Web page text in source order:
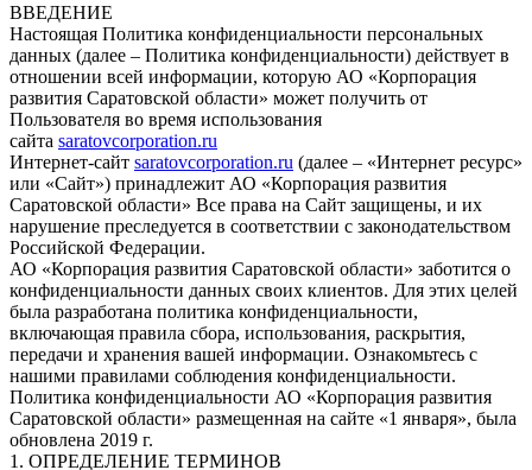
ВВЕДЕНИЕ
Настоящая Политика конфиденциальности персональных
данных (далее – Политика конфиденциальности) действует в
отношении всей информации, которую АО «Корпорация
развития Саратовской области» может получить от
Пользователя во время использования
сайта saratovcorporation.ru
Интернет-сайт saratovcorporation.ru (далее – «Интернет ресурс»
или «Сайт») принадлежит АО «Корпорация развития
Саратовской области» Все права на Сайт защищены, и их
нарушение преследуется в соответствии с законодательством
Российской Федерации.
АО «Корпорация развития Саратовской области» заботится о
конфиденциальности данных своих клиентов. Для этих целей
была разработана политика конфиденциальности,
включающая правила сбора, использования, раскрытия,
передачи и хранения вашей информации. Ознакомьтесь с
нашими правилами соблюдения конфиденциальности.
Политика конфиденциальности АО «Корпорация развития
Саратовской области» размещенная на сайте «1 января», была
обновлена 2019 г.
1. ОПРЕДЕЛЕНИЕ ТЕРМИНОВ